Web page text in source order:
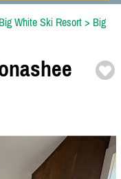
Big White Ski Resort > Big